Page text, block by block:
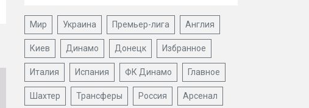
Мир Украина Премьер-лига Англия
Киев Динамо Донецк Избранное
Италия Испания ФК Динамо Главное
Шахтер Трансферы Россия Арсенал